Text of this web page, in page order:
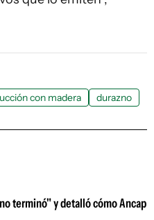
con madera durazno
terminó" y detalló cómo Ancap